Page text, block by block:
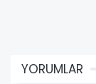
YORUMLAR